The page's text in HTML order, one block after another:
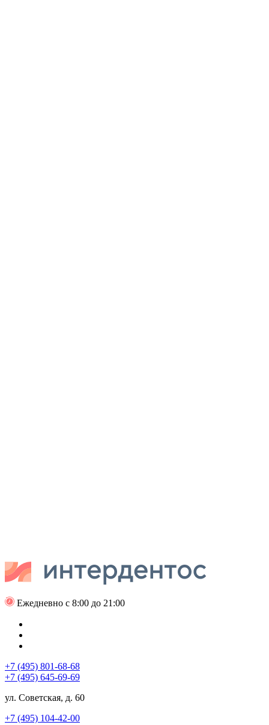
Ежедневно с 8:00 до 21:00
+7 (495) 801-68-68
+7 (495) 645-69-69
ул. Советская, д. 60
+7 (495) 104-42-00